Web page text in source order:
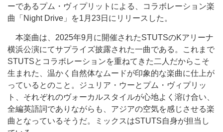
ーであるプム・ヴィプリットによる、コラボレーション楽
曲「Night Drive」を1月23日にリリースした。
本楽曲は、2025年9月に開催されたSTUTSのKアリーナ
横浜公演にてサプライズ披露された一曲である。これまで
STUTSとコラボレーションを重ねてきた二人だからこそ
生まれた、温かく自然体なムードが印象的な楽曲に仕上が
っているとのこと。ジュリア・ウーとプム・ヴィプリッ
ト、それぞれのヴォーカルスタイルが心地よく溶け合い、
全編英語詞でありながらも、アジアの空気を感じさせる楽
曲となっているそうだ。ミックスはSTUTS自身が担当し